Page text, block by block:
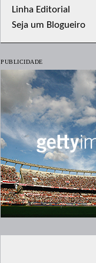
Linha Editorial
Seja um Blogueiro
PUBLICIDADE